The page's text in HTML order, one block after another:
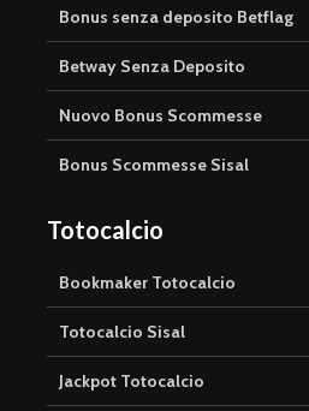
Bonus senza deposito Betflag
Betway Senza Deposito
Nuovo Bonus Scommesse
Bonus Scommesse Sisal
Totocalcio
Bookmaker Totocalcio
Totocalcio Sisal
Jackpot Totocalcio